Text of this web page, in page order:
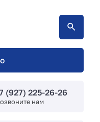
(927) 225-26-26
нам